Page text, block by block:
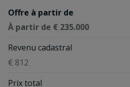
Offre à partir de
À partir de € 235.000
Revenu cadastral
€ 812
Prix total